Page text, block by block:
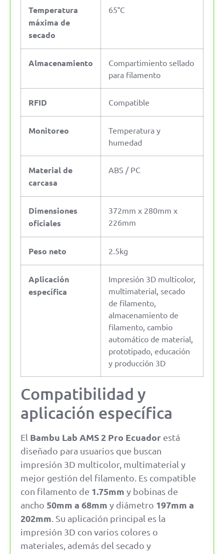
Temperatura
máxima de
secado
65°C
Almacenamiento
Compartimiento sellado
para filamento
RFID Compatible
Monitoreo
Temperatura y
humedad
Material de
carcasa
ABS / PC
Dimensiones
oficiales
372mm x 280mm x
226mm
Peso neto 2.5kg
Aplicación
específica
Impresión 3D multicolor,
multimaterial, secado
de filamento,
almacenamiento de
filamento, cambio
automático de material,
prototipado, educación
y producción 3D
Compatibilidad y
aplicación específica
El Bambu Lab AMS 2 Pro Ecuador está
diseñado para usuarios que buscan
impresión 3D multicolor, multimaterial y
mejor gestión del filamento. Es compatible
con filamento de 1.75mm y bobinas de
ancho 50mm a 68mm y diámetro 197mm a
202mm . Su aplicación principal es la
impresión 3D con varios colores o
materiales, además del secado y